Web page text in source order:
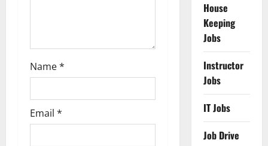
Name*
Email *
House
Keeping
Jobs
Instructor
Jobs
IT Jobs
Job Drive